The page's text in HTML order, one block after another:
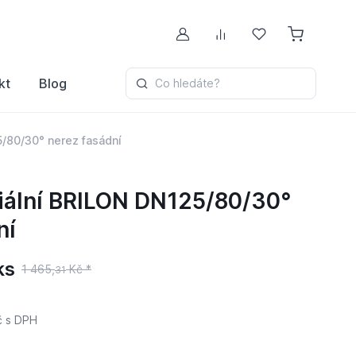
Můj účetPorovnávání
Oblíbené
Blog Co hledáte?
80/30° nerez fasádní
BRILON DN125/80/30°
1 465,31Kč *
s DPH